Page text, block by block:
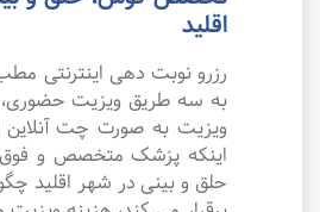
اقلید
رزرو نوبت دهی اینترنتی
به سه طریق ویزیت حضوری،
ویزیت به صورت چت
اینکه پزشک متخصص و
حلق و بینی در شهر اقلید